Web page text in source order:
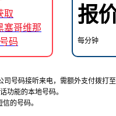
取
塞哥维那
码
报
每分钟
司号码接听来电，需额外支付拨打
功能的本地号码。
的号码。